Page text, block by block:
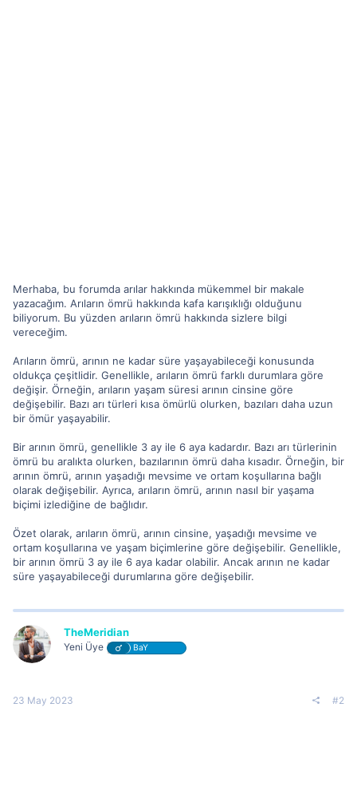
Merhaba, bu forumda arılar hakkında mükemmel bir makale
yazacağım. Arıların ömrü hakkında kafa karışıklığı olduğunu
biliyorum. Bu yüzden arıların ömrü hakkında sizlere bilgi
vereceğim.
Arıların ömrü, arının ne kadar süre yaşayabileceği konusunda
oldukça çeşitlidir. Genellikle, arıların ömrü farklı durumlara göre
değişir. Örneğin, arıların yaşam süresi arının cinsine göre
değişebilir. Bazı arı türleri kısa ömürlü olurken, bazıları daha uzun
bir ömür yaşayabilir.
Bir arının ömrü, genellikle 3 ay ile 6 aya kadardır. Bazı arı türlerinin
ömrü bu aralıkta olurken, bazılarının ömrü daha kısadır. Örneğin, bir
arının ömrü, arının yaşadığı mevsime ve ortam koşullarına bağlı
olarak değişebilir. Ayrıca, arıların ömrü, arının nasıl bir yaşama
biçimi izlediğine de bağlıdır.
Özet olarak, arıların ömrü, arının cinsine, yaşadığı mevsime ve
ortam koşullarına ve yaşam biçimlerine göre değişebilir. Genellikle,
bir arının ömrü 3 ay ile 6 aya kadar olabilir. Ancak arının ne kadar
süre yaşayabileceği durumlarına göre değişebilir.
TheMeridian
Yeni Üye BaY
23 May 2023 #2